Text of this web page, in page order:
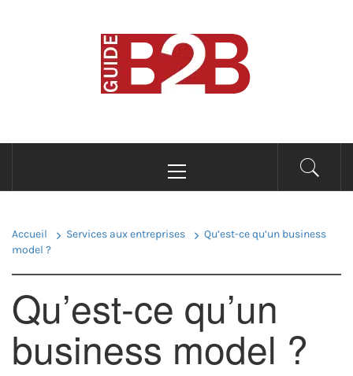
B2B GUIDE
principal
Accueil Services aux entreprises
Qu’est-ce qu’un business
model ?
Qu’est-ce qu’un
business model ?